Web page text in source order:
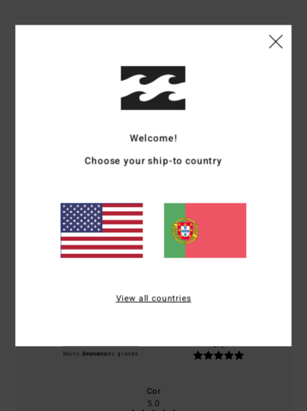
Avaliações dos clientes
Pontuação média
5.0
baseado em1 avaliações verificadasdesde Dezembro 2025
100% dos nossos clientes recomendam este produto
Muito pequeno
Demasiado grande
5.0
Cor
5.0
Welcome!
Choose your ship-to country
View all countries